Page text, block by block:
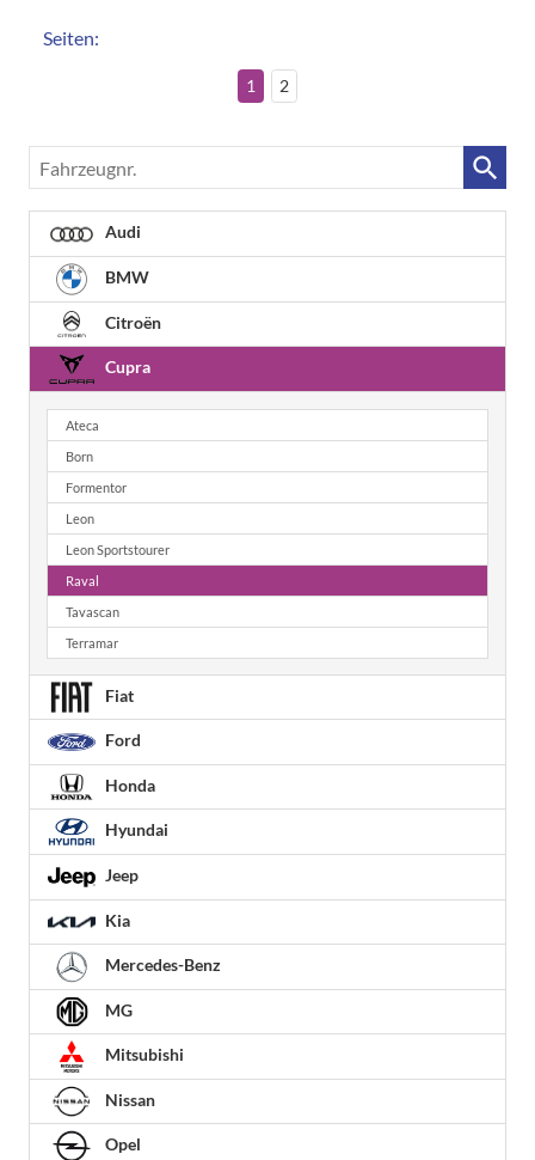
Seiten:
1 2
Fahrzeugnr.
Audi
BMW
Citroën
Cupra
Ateca
Born
Formentor
Leon
Leon Sportstourer
Raval
Tavascan
Terramar
Fiat
Ford
Honda
Hyundai
Jeep
Kia
Mercedes-Benz
MG
Mitsubishi
Nissan
Opel